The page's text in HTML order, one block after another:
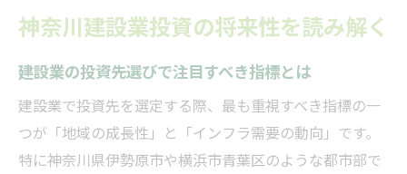
伊勢原市と青葉区の建設業に注目する理由
建設業視点で見る伊勢原市の成長要素
青葉区の建設業投資で広がる事業展望
地域の開発計画が建設業に与える効果
建設業投資が伊勢原市で注目される背景
神奈川建設業投資の将来性を読み解く
建設業の投資先選びで注目すべき指標とは
建設業で投資先を選定する際、最も重視すべき指標の一
つが「地域の成長性」と「インフラ需要の動向」です。
特に神奈川県伊勢原市や横浜市青葉区のような都市部で